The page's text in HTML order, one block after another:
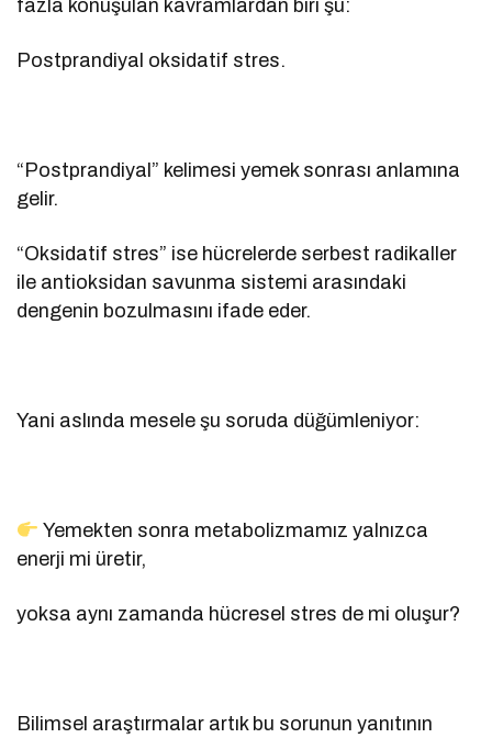
fazla konuşulan kavramlardan biri şu:
Postprandiyal oksidatif stres.
“Postprandiyal” kelimesi yemek sonrası anlamına
gelir.
“Oksidatif stres” ise hücrelerde serbest radikaller
ile antioksidan savunma sistemi arasındaki
dengenin bozulmasını ifade eder.
Yani aslında mesele şu soruda düğümleniyor:
Yemekten sonra metabolizmamız yalnızca
enerji mi üretir,
yoksa aynı zamanda hücresel stres de mi oluşur?
Bilimsel araştırmalar artık bu sorunun yanıtının